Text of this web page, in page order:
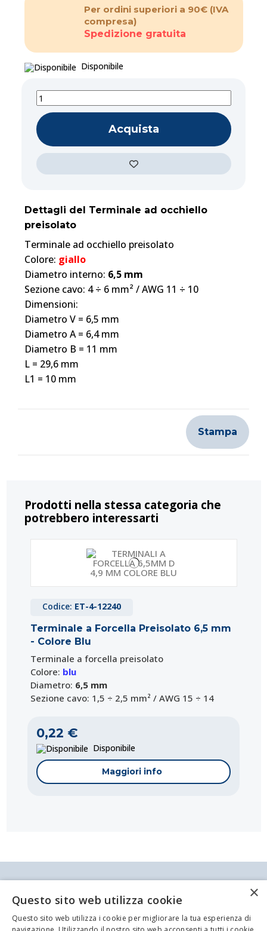
Per ordini superiori a 90€ (IVA
compresa)
Spedizione gratuita
Disponibile
Acquista
Dettagli del Terminale ad occhiello
preisolato
Terminale ad occhiello preisolato
Colore: giallo
Diametro interno: 6,5 mm
Sezione cavo: 4 ÷ 6 mm² / AWG 11 ÷ 10
Dimensioni:
Diametro V = 6,5 mm
Diametro A = 6,4 mm
Diametro B = 11 mm
L = 29,6 mm
L1 = 10 mm
Stampa
Prodotti nella stessa categoria che
potrebbero interessarti
Codice: ET-4-12240
Terminale a Forcella Preisolato 6,5 mm
- Colore Blu
Terminale a forcella preisolato
Colore: blu
Diametro: 6,5 mm
Sezione cavo: 1,5 ÷ 2,5 mm² / AWG 15 ÷ 14
0,22 €
Disponibile
Maggiori info
Codice:ET-4-12530
Codice:EZ-430992
Codice:EZ-431178
Codice:ET-4-12500
Codice:ET-4-12420
Codice:BC-600.0200
Codice:ET-4-12510
Codice:EZ-4610.15R
Codice:EZ-F2610R
Spezia
P.IVA/C.F. 00209350115 Capitale sociale: €
84.500,00 Azienda iscritta al registro delle imprese
di La Spezia con il numero REA 62679
×
Questo sito web utilizza cookie
Questo sito web utilizza i cookie per migliorare la tua esperienza di